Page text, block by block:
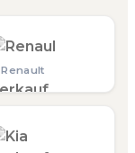
Renault